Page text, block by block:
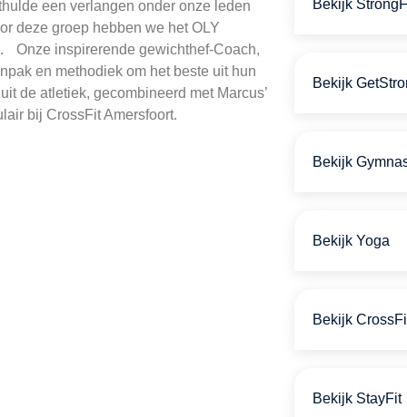
een verlangen onder onze leden
deze groep hebben we het OLY
Onze inspirerende gewichthef-Coach,
en methodiek om het beste uit hun
de atletiek, gecombineerd met Marcus’
bij CrossFit Amersfoort.
Bekijk
Bekijk
Bekijk
Bekijk Yoga
Bekijk
Bekijk StayFit